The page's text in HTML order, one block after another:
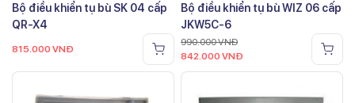
Bộ điều khiển tụ bù SK 04 cấp
QR-X4
815.000 VNĐ
Bộ điều khiển tụ bù WIZ 06 cấp
JKW5C-6
990.000VNĐ
842.000 VNĐ